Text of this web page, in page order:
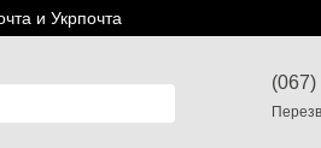
и Укрпочта
(067)